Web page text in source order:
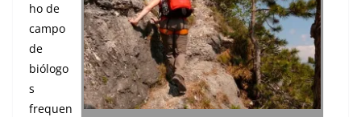
ho de
campo
de
biólogo
s
frequen